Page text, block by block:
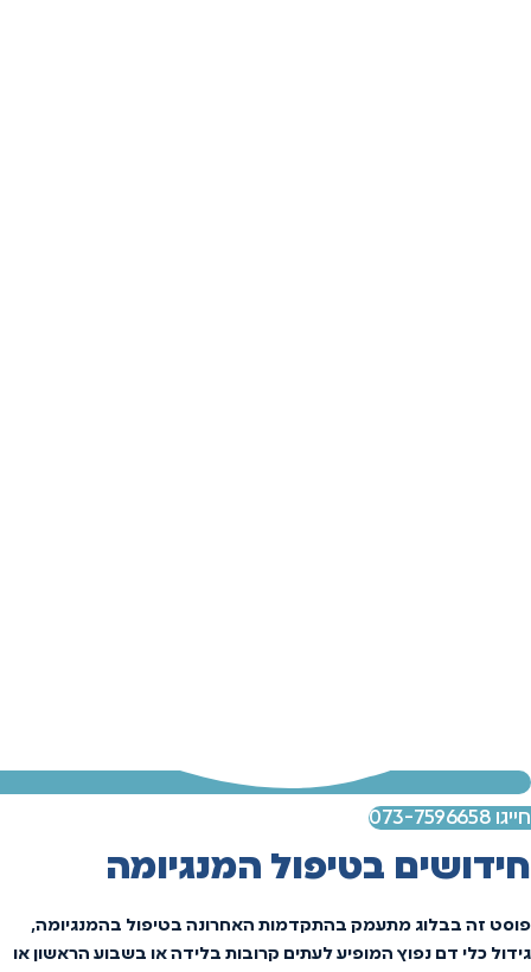
חייגו 073-7596658
חידושים בטיפול המנגיומה
פוסט זה בבלוג מתעמק בהתקדמות האחרונה בטיפול בהמנגיומה,
גידול כלי דם נפוץ המופיעלעתים קרובות בלידהאו בשבוע הראשון או